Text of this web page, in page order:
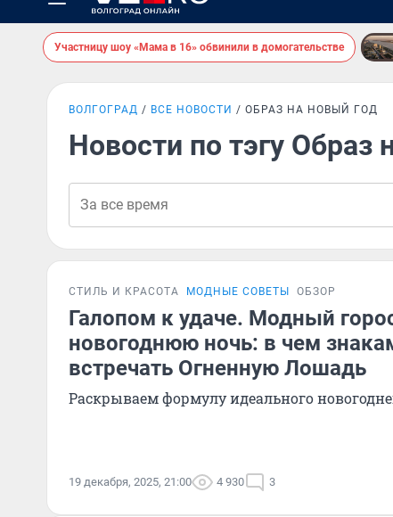
Участницу шоу «Мама в 16» обвинили в домогательстве
ВОЛГОГРАД ВСЕ НОВОСТИ ОБРАЗ НА НОВЫЙ ГОД
Новости по тэгу Образ
СТИЛЬ И КРАСОТА МОДНЫЕ СОВЕТЫ ОБЗОР
Галопом к удаче. Модный
новогоднюю ночь: в чем
встречать Огненную Лошадь
Раскрываем формулу идеального
19 декабря, 2025, 21:00 4 930 3